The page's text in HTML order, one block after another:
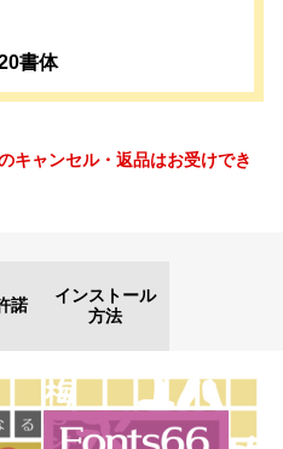
書体
キャンセル・返品はお受けでき
諾
インストール
方法